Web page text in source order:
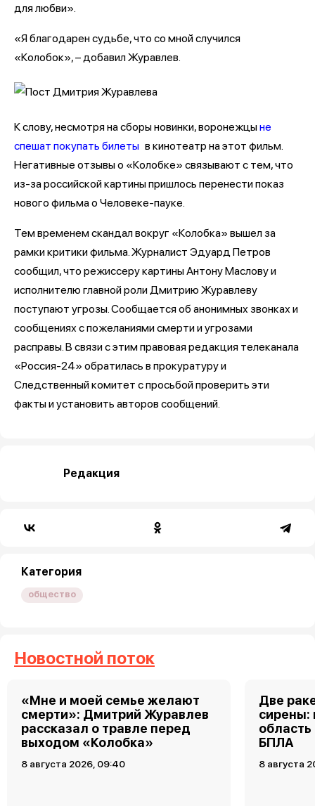
для любви».
«Я благодарен судьбе, что со мной случился
«Колобок», – добавил Журавлев.
К слову, несмотря на сборы новинки, воронежцыне
спешат покупать билеты в кинотеатр на этот фильм.
Негативные отзывы о «Колобке» связывают с тем, что
из-за российской картины пришлось перенести показ
нового фильма о Человеке-пауке.
Тем временем скандал вокруг «Колобка» вышел за
рамки критики фильма. Журналист Эдуард Петров
сообщил, что режиссеру картины Антону Маслову и
исполнителю главной роли Дмитрию Журавлеву
поступают угрозы. Сообщается об анонимных звонках и
сообщениях с пожеланиями смерти и угрозами
расправы. В связи с этим правовая редакция телеканала
«Россия-24» обратилась в прокуратуру и
Следственный комитет с просьбой проверить эти
факты и установить авторов сообщений.
Редакция
Категория
общество
Новостной поток
«Мне и моей семье желают
смерти»: Дмитрий Журавлев
рассказал о травле перед
выходом «Колобка»
8 августа 2026, 09:40
Две
сирены:
БПЛА
8 августа